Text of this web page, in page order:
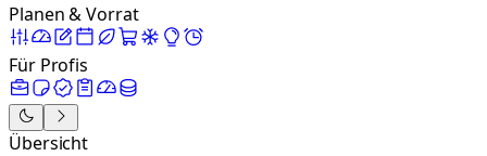
Planen & Vorrat
Für Profis
Übersicht